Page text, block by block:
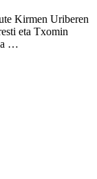
Kirmen Uriberen
eta Txomin
…